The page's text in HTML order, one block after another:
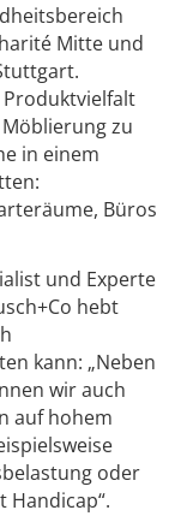
Mitte und
Produktvielfalt
zu
in einem
Büros
und Experte
hebt
kann: „Neben
wir auch
auf hohem
oder